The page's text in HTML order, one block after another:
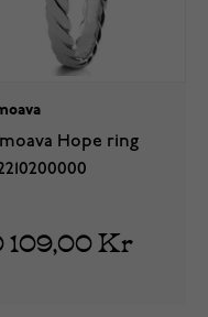
Hope ring
109,00 Kr